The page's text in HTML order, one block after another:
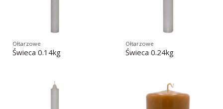
Ołtarzowe
Świeca 0.14kg
Ołtarzowe
Świeca 0.24kg